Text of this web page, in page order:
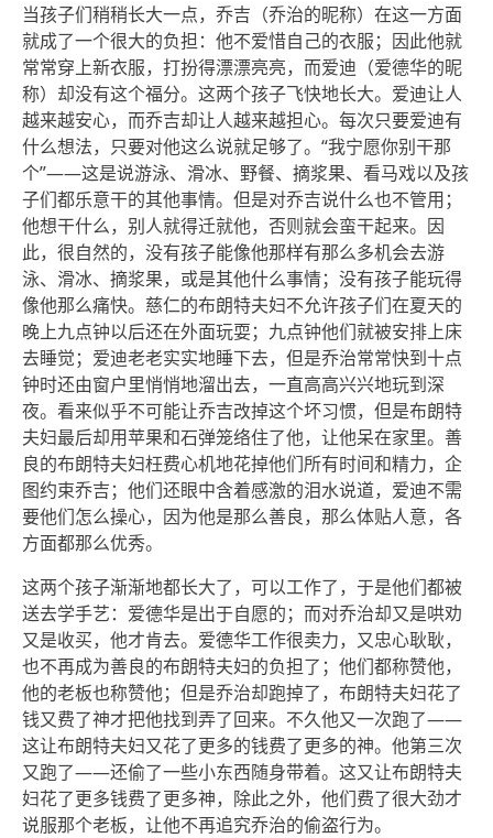
当孩子们稍稍长大一点，乔吉（乔治的昵称）在这一方面
就成了一个很大的负担：他不爱惜自己的衣服；因此他就
常常穿上新衣服，打扮得漂漂亮亮，而爱迪（爱德华的昵
称）却没有这个福分。这两个孩子飞快地长大。爱迪让人
越来越安心，而乔吉却让人越来越担心。每次只要爱迪有
什么想法，只要对他这么说就足够了。“我宁愿你别干那
个”——这是说游泳、滑冰、野餐、摘浆果、看马戏以及孩
子们都乐意干的其他事情。但是对乔吉说什么也不管用；
他想干什么，别人就得迁就他，否则就会蛮干起来。因
此，很自然的，没有孩子能像他那样有那么多机会去游
泳、滑冰、摘浆果，或是其他什么事情；没有孩子能玩得
像他那么痛快。慈仁的布朗特夫妇不允许孩子们在夏天的
晚上九点钟以后还在外面玩耍；九点钟他们就被安排上床
去睡觉；爱迪老老实实地睡下去，但是乔治常常快到十点
钟时还由窗户里悄悄地溜出去，一直高高兴兴地玩到深
夜。看来似乎不可能让乔吉改掉这个坏习惯，但是布朗特
夫妇最后却用苹果和石弹笼络住了他，让他呆在家里。善
良的布朗特夫妇枉费心机地花掉他们所有时间和精力，企
图约束乔吉；他们还眼中含着感激的泪水说道，爱迪不需
要他们怎么操心，因为他是那么善良，那么体贴人意，各
方面都那么优秀。
这两个孩子渐渐地都长大了，可以工作了，于是他们都被
送去学手艺：爱德华是出于自愿的；而对乔治却又是哄劝
又是收买，他才肯去。爱德华工作很卖力，又忠心耿耿，
也不再成为善良的布朗特夫妇的负担了；他们都称赞他，
他的老板也称赞他；但是乔治却跑掉了，布朗特夫妇花了
钱又费了神才把他找到弄了回来。不久他又一次跑了——
这让布朗特夫妇又花了更多的钱费了更多的神。他第三次
又跑了——还偷了一些小东西随身带着。这又让布朗特夫
妇花了更多钱费了更多神，除此之外，他们费了很大劲才
说服那个老板，让他不再追究乔治的偷盗行为。